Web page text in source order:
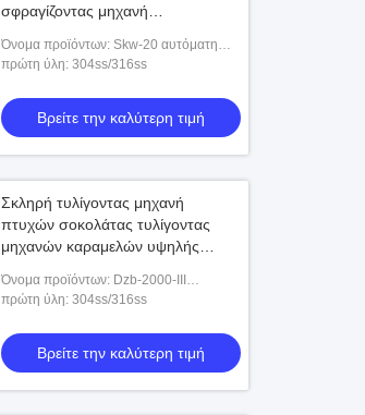
σφραγίζοντας μηχανή
Όνομα προϊόντων: Skw-20 αυτόματη
σφραγίζοντας μηχανή πλήρωσης
πρώτη ύλη: 304ss/316ss
Βρείτε την καλύτερη τιμή
Σκληρή τυλίγοντας μηχανή
πτυχών σοκολάτας τυλίγοντας
μηχανών καραμελών υψηλής
Όνομα προϊόντων: Dzb-2000-ΙΙΙ
διπλωμένη μηχανή συσκευασίας
πρώτη ύλη: 304ss/316ss
Βρείτε την καλύτερη τιμή